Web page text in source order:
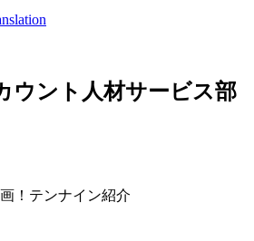
ウント人材サービス部
！テンナイン紹介